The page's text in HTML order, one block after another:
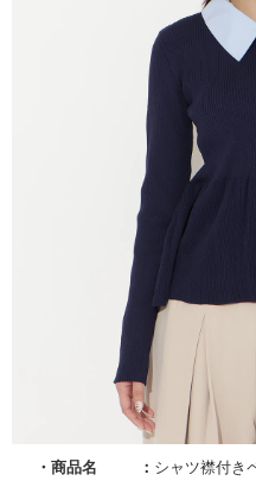
商品名 シャツ襟付き